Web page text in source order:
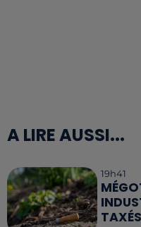
A LIRE AUSSI...
19h41